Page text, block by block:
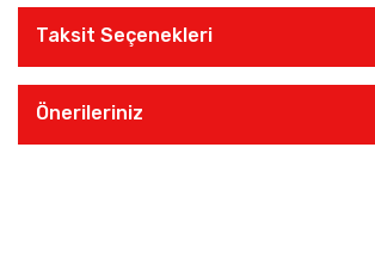
Taksit Seçenekleri
Önerileriniz